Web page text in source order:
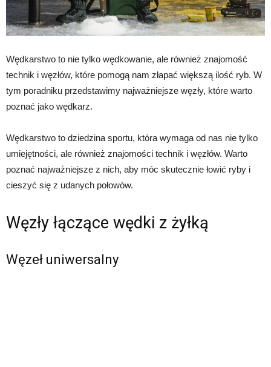
Wędkarstwo to nie tylko wędkowanie, ale również znajomość
technik i węzłów, które pomogą nam złapać większą ilość ryb. W
tym poradniku przedstawimy najważniejsze węzły, które warto
poznać jako wędkarz.
Wędkarstwo to dziedzina sportu, która wymaga od nas nie tylko
umiejętności, ale również znajomości technik i węzłów. Warto
poznać najważniejsze z nich, aby móc skutecznie łowić ryby i
cieszyć się z udanych połowów.
Węzły łączące wędki z żyłką
Węzeł uniwersalny